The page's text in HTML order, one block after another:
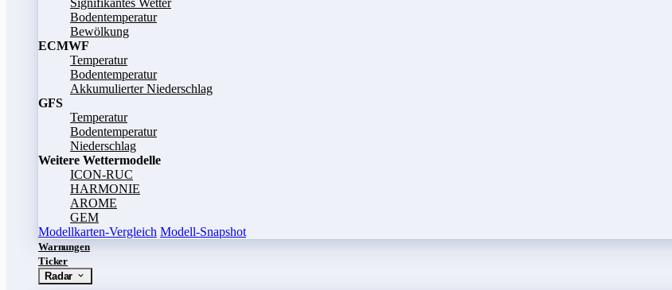
Signifikantes Wetter
Bodentemperatur
Bewölkung
ECMWF
Temperatur
Bodentemperatur
Akkumulierter Niederschlag
GFS
Temperatur
Bodentemperatur
Niederschlag
Weitere Wettermodelle
ICON-RUC
HARMONIE
AROME
GEM
Modellkarten-Vergleich Modell-Snapshot
Warnungen
Ticker
Radar